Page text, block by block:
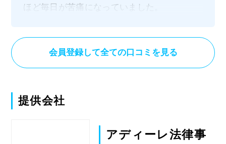
ほど毎日が苦痛になっていました。
的に支えてもらえるような親身な対応だった
ので非常に安心感を覚えましたし、こちらと
ました。
ましたし、退職代行手続きをしたら終わりで
はなく、その後のアフターフォローまで手厚
会員登録して全ての口コミを見る
提供会社
アディーレ法律事